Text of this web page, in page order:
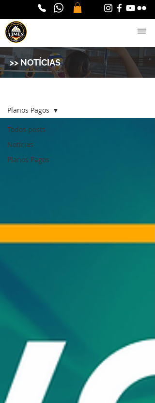
>> NOTÍCIAS
Todos posts
Notícias
Planos Pagos
Planos Pagos